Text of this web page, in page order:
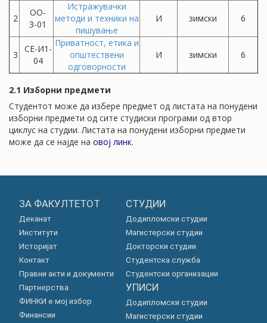
2
ОО-
З-01
Истражувачки
методи и техники на
пишување
И зимски 6
3
СЕ-И1-
04
Приватност, етика и
општествени
одговорности
И зимски 6
2.1 Изборни предмети
Студентот може да избере предмет од листата на понудени
изборни предмети од сите студиски програми од втор
циклус на студии. Листата на понудени изборни предмети
може да се најде на овој линк.
ЗА ФАКУЛТЕТОТ
Деканат
Институти
Историјат
Контакт
Правни акти и документи
Партнерства
ФИНКИ е мој избор
Финансии
СТУДИИ
Додипломски студии
Магистерски студии
Докторски студии
Студентска служба
Студентски организации
УПИСИ
Додипломски студии
Магистерски студии